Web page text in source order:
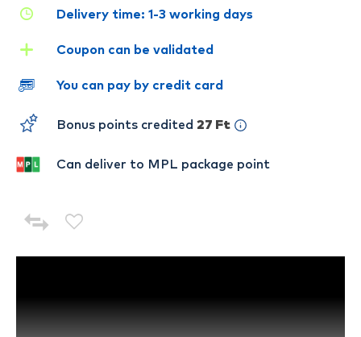
Delivery time: 1-3 working days
Coupon can be validated
You can pay by credit card
Bonus points credited 27 Ft
Can deliver to MPL package point